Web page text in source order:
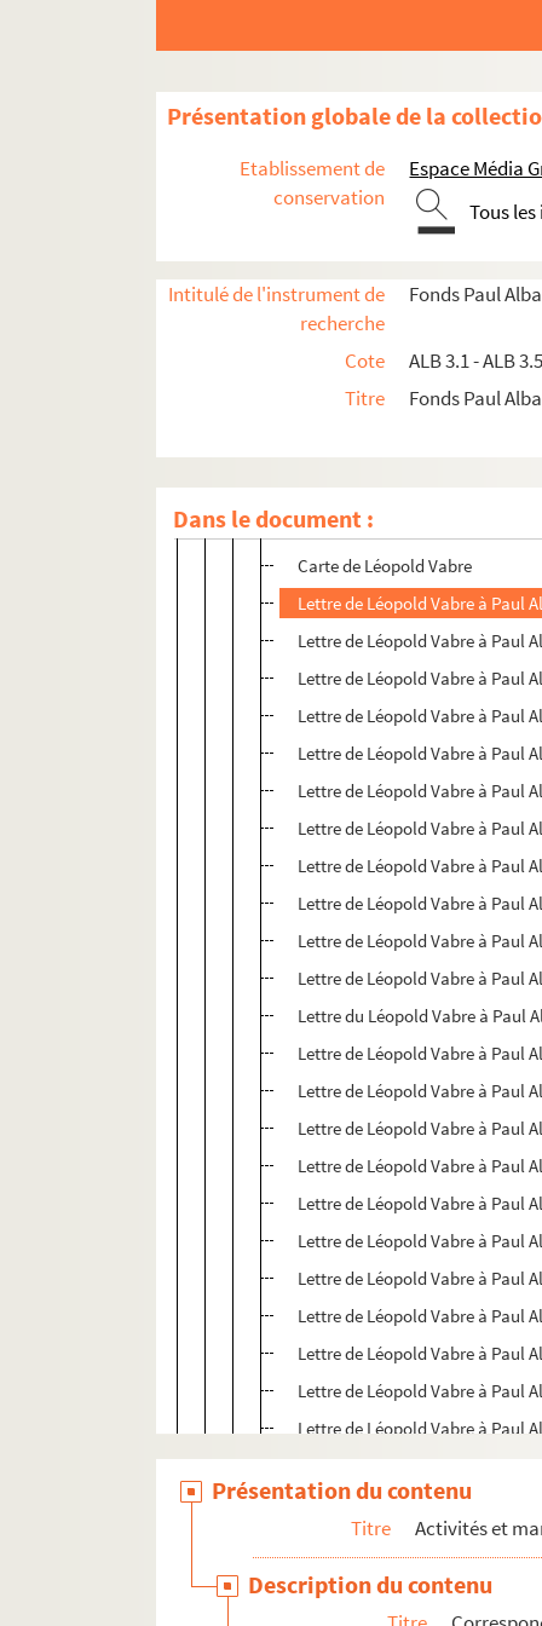
Présentation globale de la
Etablissement de
conservation
Espace Média
Tous
Intitulé de l'instrument de
recherche
Fonds Paul
Cote
ALB 3.1 - ALB
Titre
Fonds Paul
Dans le document :
Lettre de Léopold Vabre à Paul
Lettre de Léopold Vabre à Paul
Lettre de Léopold Vabre à Paul
Lettre de Léopold Vabre à Paul
Lettre de Léopold Vabre à Paul
Carte de Léopold Vabre
Lettre de Léopold Vabre à Paul
Lettre de Léopold Vabre à Paul
Lettre de Léopold Vabre à Paul
Lettre de Léopold Vabre à Paul
Lettre de Léopold Vabre à Paul
Lettre de Léopold Vabre à Paul
Lettre de Léopold Vabre à Paul
Lettre de Léopold Vabre à Paul
Lettre de Léopold Vabre à Paul
Lettre de Léopold Vabre à Paul
Lettre de Léopold Vabre à Paul
Lettre du Léopold Vabre à Paul
Lettre de Léopold Vabre à Paul
Lettre de Léopold Vabre à Paul
Lettre de Léopold Vabre à Paul
Lettre de Léopold Vabre à Paul
Lettre de Léopold Vabre à Paul
Lettre de Léopold Vabre à Paul
Lettre de Léopold Vabre à Paul
Lettre de Léopold Vabre à Paul
Lettre de Léopold Vabre à Paul
Lettre de Léopold Vabre à Paul
Lettre de Léopold Vabre à Paul
ALB 3.455. Lettre de J. Véran à Paul
Présentation du contenu
Titre Activités et
Description du contenu